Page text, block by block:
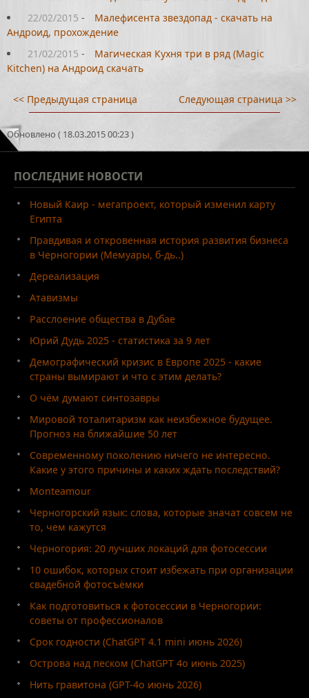
22/02/2015 -
Малефисента звездопад - скачать на
Андроид, прохождение
21/02/2015 -
Магическая Кухня три в ряд (Magic
Kitchen) на Андроид скачать
<< Предыдущая страница Следующая страница >>
Обновлено ( 18.03.2015 00:23 )
ПОСЛЕДНИЕ НОВОСТИ
Новый Каир - мегапроект, который изменил карту
Египта
Правдивая и откровенная история развития бизнеса
в Черногории (Мемуары, б-дь..)
Дереализация
Атавизмы
Расслоение общества в Дубае
Юрий Дудь 2025 - статистика за 9 лет
Демографический кризис в Европе 2025 - какие
страны вымирают и что с этим делать?
О чём думают синтозавры
Мировой тоталитаризм как неизбежное будущее.
Прогноз на ближайшие 50 лет
Современному поколению ничего не интересно.
Какие у этого причины и каких ждать последствий?
Monteamour
Черногорский язык: слова, которые значат совсем не
то, чем кажутся
Черногория: 20 лучших локаций для фотосессии
10 ошибок, которых стоит избежать при организации
свадебной фотосъёмки
Как подготовиться к фотосессии в Черногории:
советы от профессионалов
Срок годности (ChatGPT 4.1 mini июнь 2026)
Острова над песком (ChatGPT 4o июнь 2025)
Нить гравитона (GPT-4o июнь 2026)